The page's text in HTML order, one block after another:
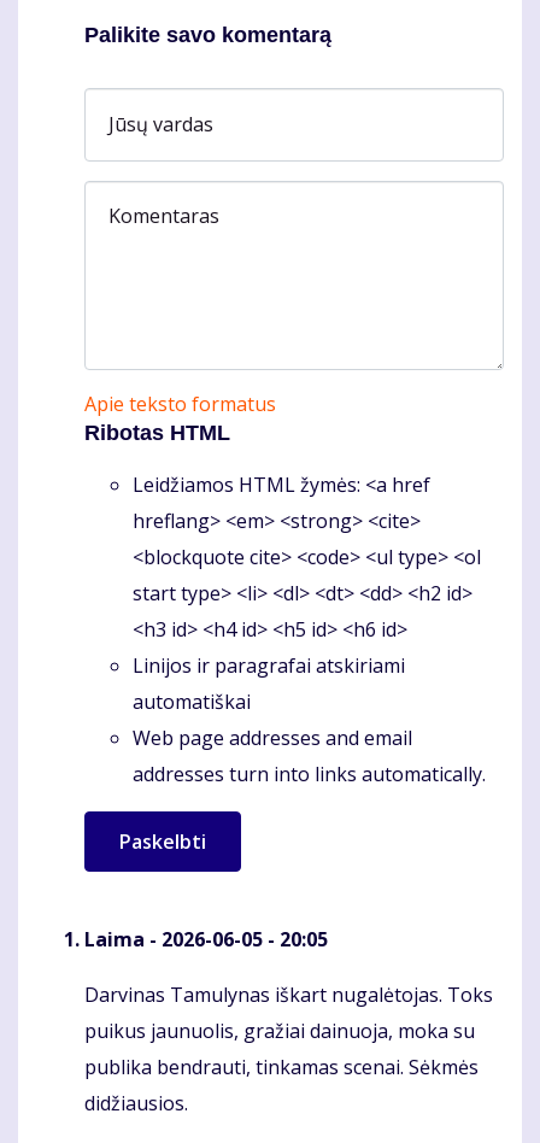
Palikite savo komentarą
Jūsų vardas
Komentaras
Apie teksto formatus
Ribotas HTML
Leidžiamos HTML žymės: <a href
hreflang> <em> <strong> <cite>
<blockquote cite> <code> <ul type> <ol
start type> <li> <dl> <dt> <dd> <h2 id>
<h3 id> <h4 id> <h5 id> <h6 id>
Linijos ir paragrafai atskiriami
automatiškai
Web page addresses and email
addresses turn into links automatically.
Laima - 2026-06-05 - 20:05
Komentaras
Darvinas Tamulynas iškart nugalėtojas. Toks
puikus jaunuolis, gražiai dainuoja, moka su
publika bendrauti, tinkamas scenai. Sėkmės
didžiausios.